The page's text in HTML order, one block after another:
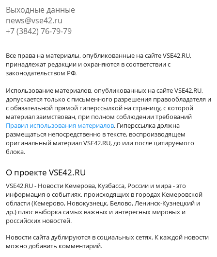
Выходные данные
news@vse42.ru
+7 (3842) 76-79-79
Все права на материалы, опубликованные на сайте VSE42.RU,
принадлежат редакции и охраняются в соответствии с
законодательством РФ.
Использование материалов, опубликованных на сайте VSE42.RU,
допускается только с письменного разрешения правообладателя и
с обязательной прямой гиперссылкой на страницу, с которой
материал заимствован, при полном соблюдении требований
Правил использования материалов. Гиперссылка должна
размещаться непосредственно в тексте, воспроизводящем
оригинальный материал VSE42.RU, до или после цитируемого
блока.
О проекте VSE42.RU
VSE42.RU - Новости Кемерова, Кузбасса, России и мира - это
информация о событиях, происходящих в городах Кемеровской
области (Кемерово, Новокузнецк, Белово, Ленинск-Кузнецкий и
др.) плюс выборка самых важных и интересных мировых и
российских новостей.
Новости сайта дублируются в социальных сетях. К каждой новости
можно добавить комментарий.